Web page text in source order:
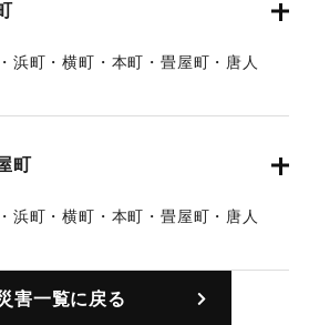
浜町・横町・本町・畳屋町・唐人
町
浜町・横町・本町・畳屋町・唐人
害一覧に戻る